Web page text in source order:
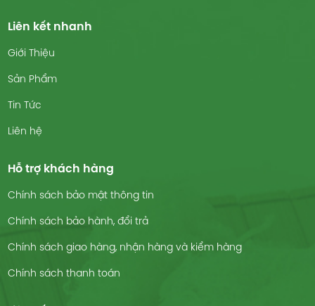
Liên kết nhanh
Giới Thiệu
Sản Phẩm
Tin Tức
Liên hệ
Hỗ trợ khách hàng
Chính sách bảo mật thông tin
Chính sách bảo hành, đổi trả
Chính sách giao hàng, nhận hàng và kiểm hàng
Chính sách thanh toán